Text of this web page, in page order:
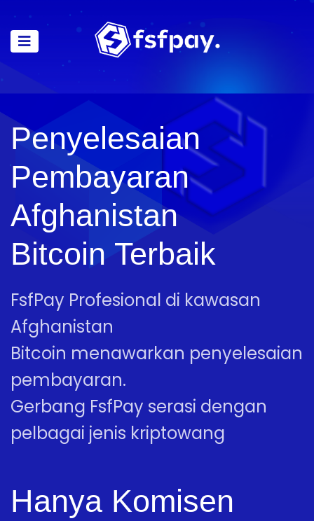
Penyelesaian
Pembayaran
Afghanistan
Bitcoin Terbaik
FsfPay Profesional di kawasan
Afghanistan
Bitcoin menawarkan penyelesaian
pembayaran.
Gerbang FsfPay serasi dengan
pelbagai jenis kriptowang
Hanya Komisen